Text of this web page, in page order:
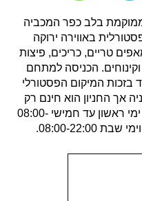
בלב כפר המכביה
באווירה ירוקה
טריים, כריכים, פיצות
הכניסה למתחם
בזכות המיקום הפסטורלי
אך החניון הוא חינם רק
: ימי ראשון עד חמישי 08:00-